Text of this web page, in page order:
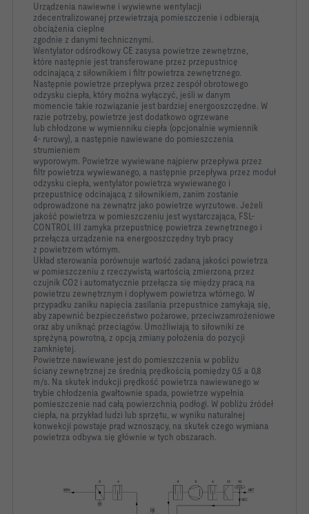
Urządzenia nawiewne i wywiewne wentylacji
zdecentralizowanej przewietrzają pomieszczenie i odbierają
obciążenia cieplne
zgodnie z danymi technicznymi.
Wentylator odśrodkowy CE zasysa powietrze zewnętrzne,
które następnie jest transferowane przez przepustnicę
odcinającą z siłownikiem i filtr powietrza zewnętrznego.
Następnie powietrze przepływa przez zespół obrotowego
odzysku ciepła, który można wyłączyć, jeśli w danym
momencie takie rozwiązanie jest bardziej energooszczędne. W
razie potrzeby, powietrze jest dodatkowo ogrzewane
lub chłodzone w wymienniku ciepła (opcjonalnie wymiennik
4- rurowy), a następnie nawiewane do pomieszczenia
strumieniem
wyporowym. Powietrze wywiewane najpierw przepływa przez
filtr powietrza wywiewanego, a następnie przepływa przez moduł
odzysku ciepła, wentylator powietrza wywiewanego i
przepustnicę odcinającą z siłownikiem, zanim zostanie
odprowadzone na zewnątrz jako powietrze wyrzutowe. Jeżeli
jakość powietrza w pomieszczeniu jest wystarczająca, FSL-
CONTROL III zamyka przepustnicę powietrza zewnętrznego i
przełącza urządzenie na energooszczędny tryb pracy
z powietrzem wtórnym.
Układ sterowania porównuje wartość zadaną jakości powietrza
w pomieszczeniu z rzeczywistą wartością zmierzoną przez
czujnik CO2 i automatycznie przełącza się między pracą na
powietrzu zewnętrznym i dopływem powietrza wtórnego. W
przypadku zaniku napięcia zasilania przepustnice zamykają się,
aby zapewnić bezpieczeństwo pożarowe, przeciwzamrożeniowe
oraz aby uniknąć przeciągów. Umożliwiają to siłowniki ze
sprężyną powrotną, z opcją zmiany położenia do pozycji
zamkniętej.
Powietrze nawiewane jest do pomieszczenia w pobliżu
ściany zewnętrznej ze średnią prędkością pomiędzy 0,5 a 0,8
m/s. Na skutek indukcji prędkość powietrza nawiewanego w
trybie chłodzenia gwałtownie spada, powietrze wypełnia
pomieszczenie nad całą powierzchnią podłogi. W pobliżu źródeł
ciepła, na przykład ludzi lub sprzętu, w wyniku naturalnej
konwekcji powstaje prąd wznoszący, na skutek czego wymiana
powietrza odbywa się głównie w tych obszarach.